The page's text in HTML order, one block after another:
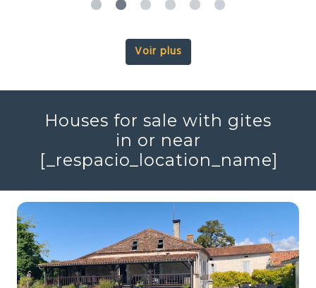
Voir plus
Houses for sale with gites
in or near
[_respacio_location_name]